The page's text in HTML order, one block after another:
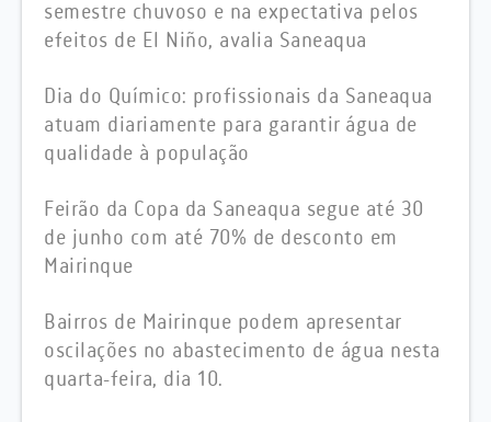
semestre chuvoso e na expectativa pelos
efeitos de El Niño, avalia Saneaqua
Dia do Químico: profissionais da Saneaqua
atuam diariamente para garantir água de
qualidade à população
Feirão da Copa da Saneaqua segue até 30
de junho com até 70% de desconto em
Mairinque
Bairros de Mairinque podem apresentar
oscilações no abastecimento de água nesta
quarta-feira, dia 10.